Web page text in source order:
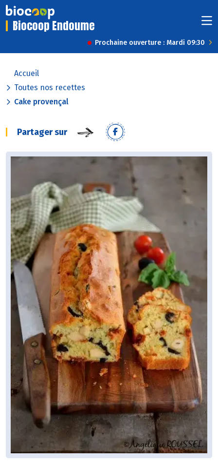
Biocoop Endoume
Prochaine ouverture : Mardi 09:30
Accueil
Toutes nos recettes
Cake provençal
Partager sur